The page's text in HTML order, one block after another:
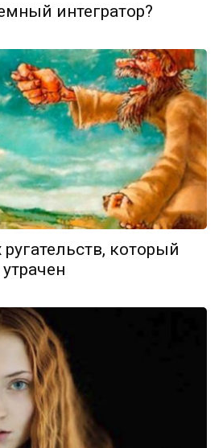
интегратор?
который